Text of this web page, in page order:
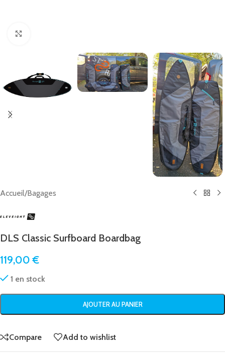
Accueil/Bagages
DLS Classic Surfboard Boardbag
119,00€
1 en stock
AJOUTER AU PANIER
Compare Add to wishlist